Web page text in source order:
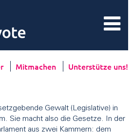
Mitmachen Unterstütze uns!
Gewalt (Legislative) in
Sie macht also die Gesetze. In der
aus zwei Kammern: dem